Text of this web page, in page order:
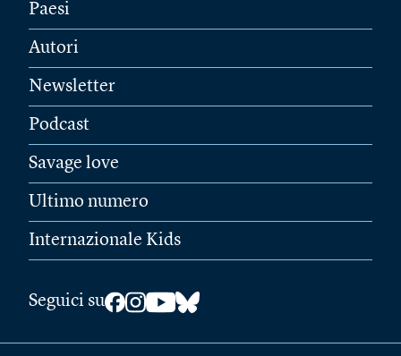
Paesi
Autori
Newsletter
Podcast
Savage love
Ultimo numero
Internazionale Kids
Seguici su